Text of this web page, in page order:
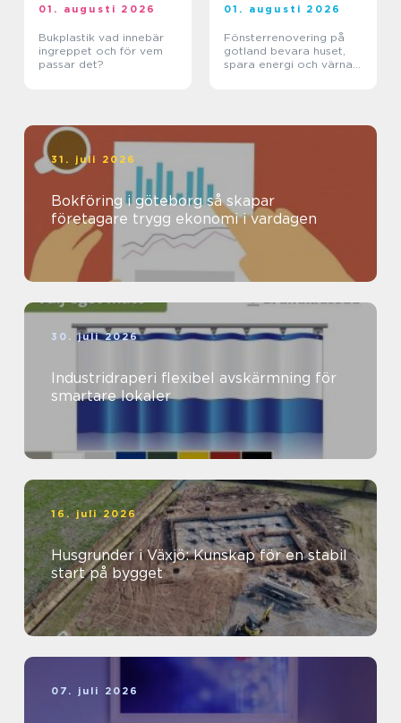
01. augusti 2026
Bukplastik vad innebär
ingreppet och för vem
passar det?
01. augusti 2026
Fönsterrenovering på
gotland bevara huset,
spara energi och värna
31. juli 2026
Bokföring i göteborg så skapar
företagare trygg ekonomi i vardagen
30. juli 2026
Industridraperi flexibel avskärmning för
smartare lokaler
16. juli 2026
Husgrunder i Växjö: Kunskap för en stabil
start på bygget
07. juli 2026